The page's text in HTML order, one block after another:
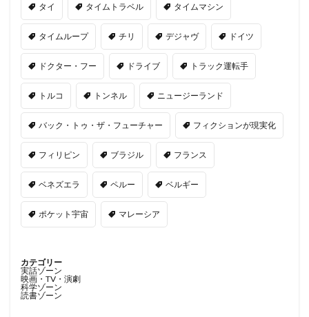
タイ タイムトラベル タイムマシン
タイムループ チリ デジャヴ ドイツ
ドクター・フー ドライブ トラック運転手
トルコ トンネル ニュージーランド
バック・トゥ・ザ・フューチャー フィクションが現実化
フィリピン ブラジル フランス
ベネズエラ ペルー ベルギー
ポケット宇宙 マレーシア
カテゴリー
実話ゾーン
映画・TV・演劇
科学ゾーン
読書ゾーン